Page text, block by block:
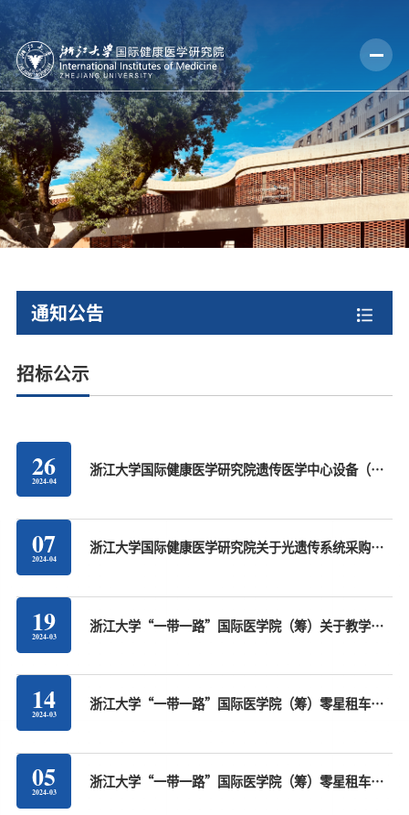
通知公告
招标公示
26
2024-04
浙江大学国际健康医学研究院遗传医学中心设备（第
07
2024-04
浙江大学国际健康医学研究院关于光遗传系统采购意
19
2024-03
浙江大学“一带一路”国际医学院（筹）关于教学北
14
2024-03
浙江大学“一带一路”国际医学院（筹）零星租车服
05
2024-03
浙江大学“一带一路”国际医学院（筹）零星租车服